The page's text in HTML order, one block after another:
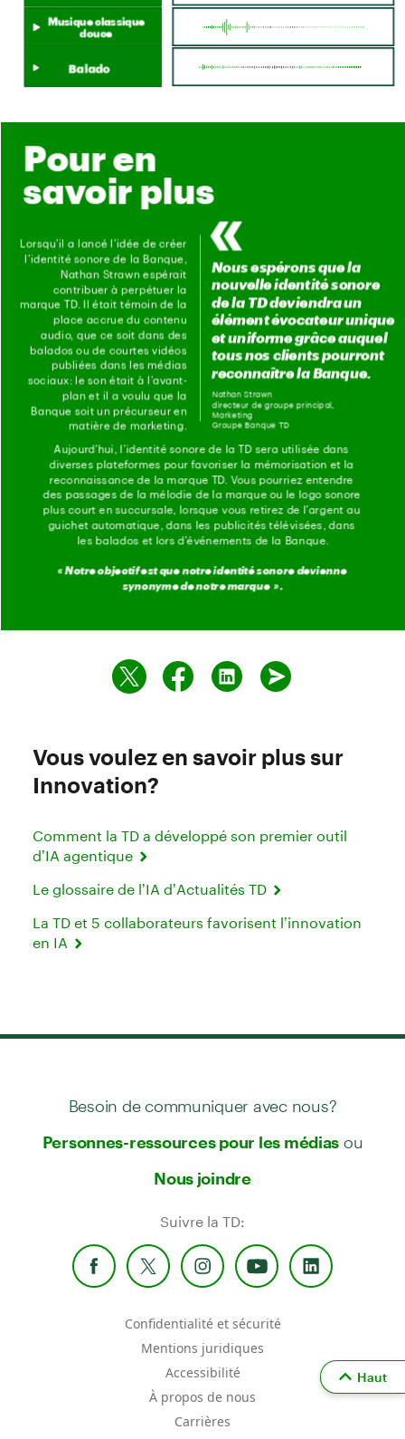
Vous voulez en savoir plus sur
Innovation?
Comment la TD a développé son premier outil
d’IA agentique
Le glossaire de l’IA d’Actualités TD
La TD et 5 collaborateurs favorisent l’innovation
en IA
Besoin de communiquer avec nous?
Personnes-ressources pour les médias ou
Nous joindre
Suivre la TD:
Confidentialité et sécurité
Mentions juridiques
Accessibilité
À propos de nous
Carrières
Haut